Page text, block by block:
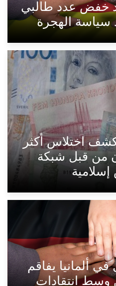
خفض عدد طالبي
سياسة الهجرة
اختلاس أكثر
من قبل شبكة
ألمانيا يفاقم
وسط انتقادات